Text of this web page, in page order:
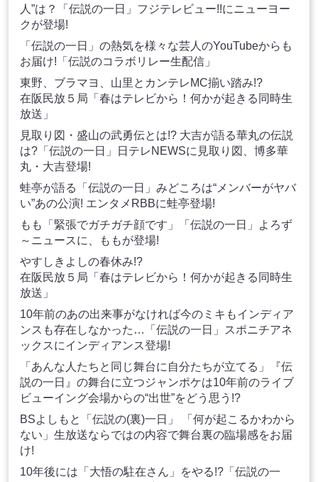
人”は？「伝説の一日」フジテレビュー!!にニューヨー
クが登場!
「伝説の一日」の熱気を様々な芸人のYouTubeからも
お届け!「伝説のコラボリレー生配信」
東野、ブラマヨ、山里とカンテレMC揃い踏み!?
在阪民放５局「春はテレビから！何かが起きる同時生
放送」
見取り図・盛山の武勇伝とは!? 大吉が語る華丸の伝説
は?「伝説の一日」日テレNEWSに見取り図、博多華
丸・大吉登場!
蛙亭が語る「伝説の一日」みどころは“メンバーがヤバ
い”あの公演! エンタメRBBに蛙亭登場!
もも「緊張でガチガチ顔です」「伝説の一日」よろず
～ニュースに、ももが登場!
やすしきよしの春休み!?
在阪民放５局「春はテレビから！何かが起きる同時生
放送」
10年前のあの出来事がなければ今のミキもインディア
ンスも存在しなかった…「伝説の一日」スポニチアネ
ックスにインディアンス登場!
「あんな人たちと同じ舞台に自分たちが立てる」『伝
説の一日』の舞台に立つジャンポケは10年前のライブ
ビューイング会場からの“出世”をどう思う!?
BSよしもと「伝説の(裏)一日」 「何が起こるかわから
ない」生放送ならではの内容で舞台裏の臨場感をお届
け!
10年後には「大悟の駐在さん」をやる!?「伝説の一